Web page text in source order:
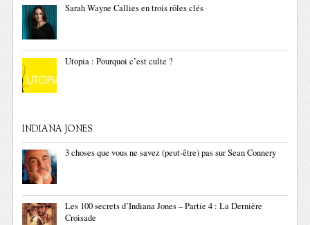
Sarah Wayne Callies en trois rôles clés
Utopia : Pourquoi c’est culte ?
INDIANA JONES
3 choses que vous ne savez (peut-être) pas sur Sean Connery
Les 100 secrets d’Indiana Jones – Partie 4 : La Dernière
Croisade